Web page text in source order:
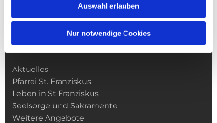
Auswahl erlauben
Nur notwendige Cookies
Kirchengemeinde­­ St. Franziskus
Aktuelles
Pfarrei St. Franziskus
Leben in St Franziskus
Seelsorge und Sakramente
Weitere Angebote